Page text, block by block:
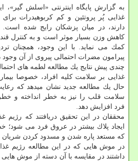
به گزارش پایگاه اینترنتی «اسلش گیر»،
غذایی پُر پروتئین و كم كربوهیدرات
دارند، در میان پزشكان رایج شده است.
كاهش وزن بسیار موثر است و به كنترل
كمك می نماید. با این وجود، همچنان
پیرامون مضرات احتمالی پیروی از آن وجود
چندی پیش نتایج یك مطالعه لطمه های
غذایی بر سلامت كلیه افراد، خصوصا
حال یك مطالعه جدید نشان میدهد كه
سلامت قلب را نیز به خطر انداخته و
فرد افزایش دهد.
محققان در این تحقیق دریافتند كه رژیم
ایجاد پلاك بیشتر در عروق فرد می شود؛
كه مستعد پاره شدن و مسدود كردن شریان
در موش هایی كه در این مطالعه رژیم
داشتند در مقایسه با آن دسته از موش